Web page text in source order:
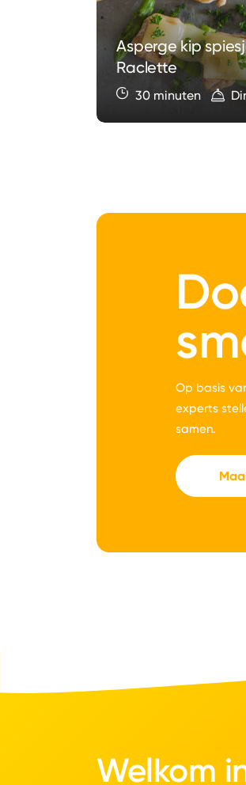
Asperge kip
Raclette
30 minuten
Op basis
experts
samen.
Welkom